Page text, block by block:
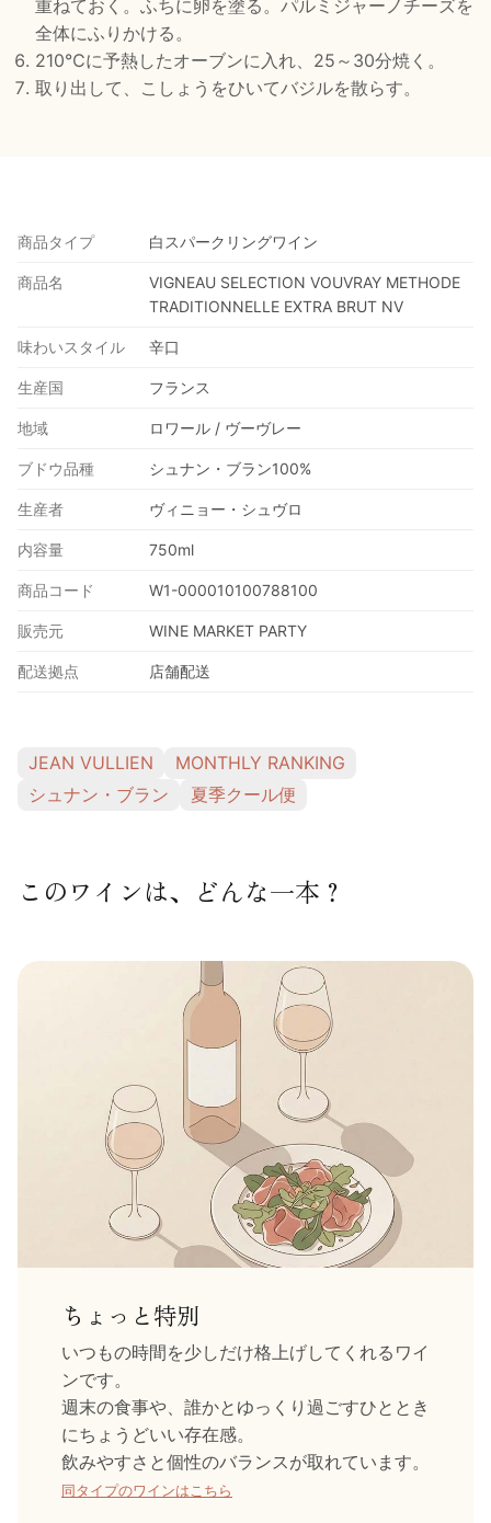
重ねておく。ふちに卵を塗る。パルミジャーノチーズを
全体にふりかける。
210℃に予熱したオーブンに入れ、25～30分焼く。
取り出して、こしょうをひいてバジルを散らす。
商品タイプ 白スパークリングワイン
商品名
VIGNEAU SELECTION VOUVRAY METHODE
TRADITIONNELLE EXTRA BRUT NV
味わいスタイル 辛口
生産国 フランス
地域 ロワール / ヴーヴレー
ブドウ品種 シュナン・ブラン100%
生産者 ヴィニョー・シュヴロ
内容量 750ml
商品コード W1-000010100788100
販売元 WINE MARKET PARTY
配送拠点 店舗配送
JEAN VULLIEN
MONTHLY RANKING
シュナン・ブラン
夏季クール便
このワインは、どんな一本？
ちょっと特別
いつもの時間を少しだけ格上げしてくれるワイ
ンです。
週末の食事や、誰かとゆっくり過ごすひととき
にちょうどいい存在感。
飲みやすさと個性のバランスが取れています。
同タイプのワインはこちら